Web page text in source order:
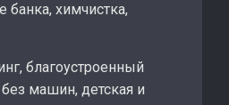
банка, химчистка,
благоустроенный
машин, детская и